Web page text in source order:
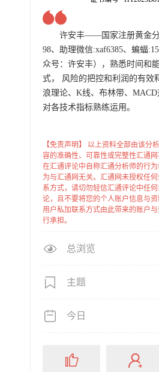
许安丰——国家注册黄金分
98、助理微信:xaf6385、蝙蝠
众号：许安丰），熟悉时间和
式， 风险的把控和利润的有效
浪理论、K线、布林带、MACD
对各技术指标熟练运用。
【免责声明】 以上资料全部由该分
容的准确性、可靠性或完整性汇通
在汇通评论中自称汇通分析师的行
为与汇通网无关。汇通网未授权任
系方式，请切勿轻信汇通评论中任
论，且不要将您的个人账户信息与
用户私加联系方式由此带来的账户
行承担。
总浏览
主题
今日